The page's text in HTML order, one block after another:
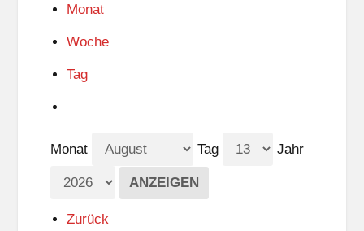
Monat
Woche
Tag
Monat Tag Jahr
Zurück